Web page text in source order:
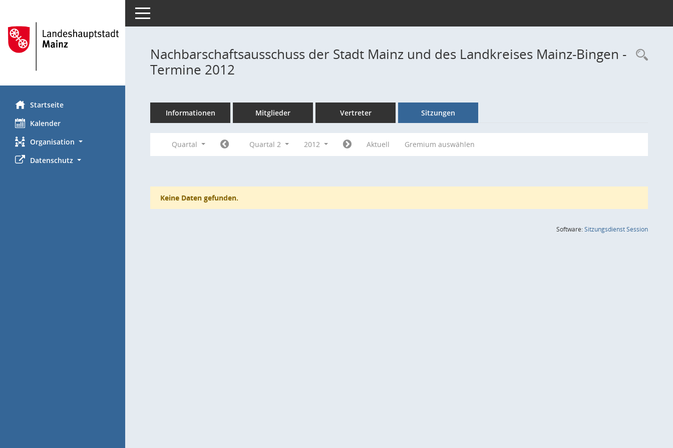
Startseite
Kalender
Organisation
Datenschutz
Toggle navigation
Nachbarschaftsausschuss der Stadt Mainz und des Landkreises Mainz-Bingen -
Termine 2012
Informationen Mitglieder Vertreter Sitzungen
Quartal Quartal 2 2012 Aktuell Gremium auswählen
Keine Daten gefunden.
Software:SitzungsdienstSession(Wird in